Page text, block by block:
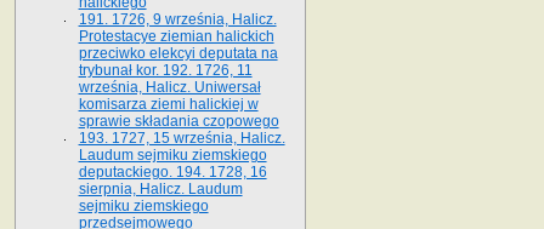
191. 1726, 9 września, Halicz.
Protestacye ziemian halickich
przeciwko elekcyi deputata na
trybunał kor. 192. 1726, 11
września, Halicz. Uniwersał
komisarza ziemi halickiej w
sprawie składania czopowego
193. 1727, 15 września, Halicz.
Laudum sejmiku ziemskiego
deputackiego. 194. 1728, 16
sierpnia, Halicz. Laudum
sejmiku ziemskiego
przedsejmowego